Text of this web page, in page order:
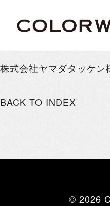
株式会社ヤマダタッケン
BACK TO INDEX
© 2026